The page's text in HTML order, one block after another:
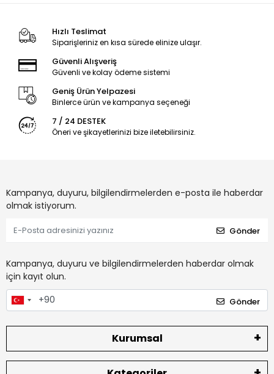
Hızlı Teslimat
Siparişleriniz en kısa sürede elinize ulaşır.
Güvenli Alışveriş
Güvenli ve kolay ödeme sistemi
Geniş Ürün Yelpazesi
Binlerce ürün ve kampanya seçeneği
7 / 24 DESTEK
Öneri ve şikayetlerinizi bize iletebilirsiniz.
Kampanya, duyuru, bilgilendirmelerden e-posta ile haberdar
olmak istiyorum.
Gönder
Kampanya, duyuru ve bilgilendirmelerden haberdar olmak
için kayıt olun.
Gönder
Kurumsal